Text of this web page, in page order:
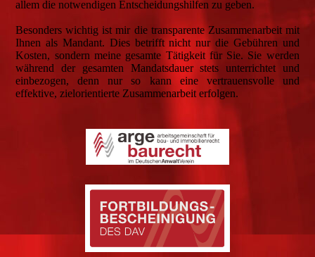
allem die notwendigen Entscheidungshilfen zu geben.
Besonders wichtig ist mir die transparente Zusammenarbeit mit
Ihnen als Mandant. Dies betrifft nicht nur die Gebühren und
Kosten, sondern meine gesamte Tätigkeit für Sie. Sie werden
während der gesamten Mandatsdauer stets unterrichtet und
einbezogen, denn nur so kann eine vertrauensvolle und
effektive, zielorientierte Zusammenarbeit erfolgen.